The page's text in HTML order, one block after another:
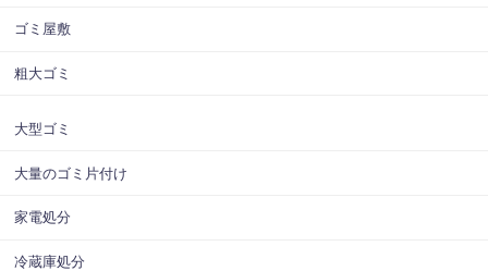
ゴミ屋敷
粗大ゴミ
大型ゴミ
大量のゴミ片付け
家電処分
冷蔵庫処分